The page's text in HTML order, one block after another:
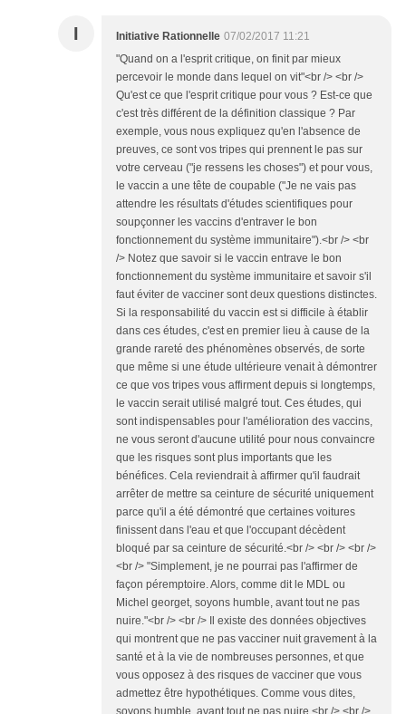
I Initiative Rationnelle 07/02/2017 11:21
"Quand on a l'esprit critique, on finit par mieux
percevoir le monde dans lequel on vit"<br /> <br />
Qu'est ce que l'esprit critique pour vous ? Est-ce que
c'est très différent de la définition classique ? Par
exemple, vous nous expliquez qu'en l'absence de
preuves, ce sont vos tripes qui prennent le pas sur
votre cerveau ("je ressens les choses") et pour vous,
le vaccin a une tête de coupable ("Je ne vais pas
attendre les résultats d'études scientifiques pour
soupçonner les vaccins d'entraver le bon
fonctionnement du système immunitaire").<br /> <br
/> Notez que savoir si le vaccin entrave le bon
fonctionnement du système immunitaire et savoir s'il
faut éviter de vacciner sont deux questions distinctes.
Si la responsabilité du vaccin est si difficile à établir
dans ces études, c'est en premier lieu à cause de la
grande rareté des phénomènes observés, de sorte
que même si une étude ultérieure venait à démontrer
ce que vos tripes vous affirment depuis si longtemps,
le vaccin serait utilisé malgré tout. Ces études, qui
sont indispensables pour l'amélioration des vaccins,
ne vous seront d'aucune utilité pour nous convaincre
que les risques sont plus importants que les
bénéfices. Cela reviendrait à affirmer qu'il faudrait
arrêter de mettre sa ceinture de sécurité uniquement
parce qu'il a été démontré que certaines voitures
finissent dans l'eau et que l'occupant décèdent
bloqué par sa ceinture de sécurité.<br /> <br /> <br />
<br /> "Simplement, je ne pourrai pas l'affirmer de
façon péremptoire. Alors, comme dit le MDL ou
Michel georget, soyons humble, avant tout ne pas
nuire."<br /> <br /> Il existe des données objectives
qui montrent que ne pas vacciner nuit gravement à la
santé et à la vie de nombreuses personnes, et que
vous opposez à des risques de vacciner que vous
admettez être hypothétiques. Comme vous dites,
soyons humble, avant tout ne pas nuire.<br /> <br />